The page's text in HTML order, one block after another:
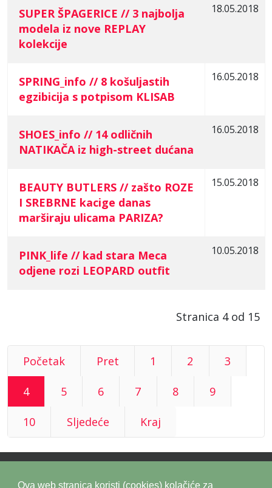
Ova web stranica koristi (cookies) kolačiće za
SUPER ŠPAGERICE // 3 najbolja
modela iz nove REPLAY
kolekcije
18.05.2018
SPRING_info // 8 košuljastih
egzibicija s potpisom KLISAB
16.05.2018
SHOES_info // 14 odličnih
NATIKAČA iz high-street dućana
16.05.2018
BEAUTY BUTLERS // zašto ROZE
I SREBRNE kacige danas
marširaju ulicama PARIZA?
15.05.2018
PINK_life // kad stara Meca
odjene rozi LEOPARD outfit
10.05.2018
Stranica 4 od 15
Početak Pret 1 2 3
4 5 6 7 8 9
10 Sljedeće Kraj